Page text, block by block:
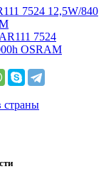
7524 12,5W/840